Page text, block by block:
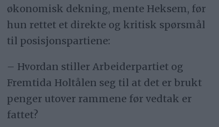
økonomisk dekning, mente Heksem, før
hun rettet et direkte og kritisk spørsmål
til posisjonspartiene:
– Hvordan stiller Arbeiderpartiet og
Fremtida Holtålen seg til at det er brukt
penger utover rammene før vedtak er
fattet?